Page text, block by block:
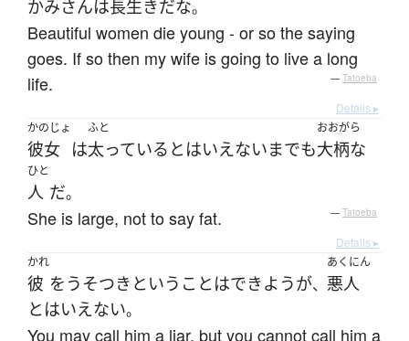
かみさんは長生きだな。
Beautiful women die young - or so the saying
goes. If so then my wife is going to live a long
life.
— Tatoeba
Details ▸
かのじょ
彼女 は
ふと
太っている とはいえないまでも
おおがら
大柄な
ひと
人 だ。
She is large, not to say fat. — Tatoeba
Details ▸
かれ
彼 を うそつき という ことはできようが、
あくにん
悪人
とはいえない。
You may call him a liar, but you cannot call him a